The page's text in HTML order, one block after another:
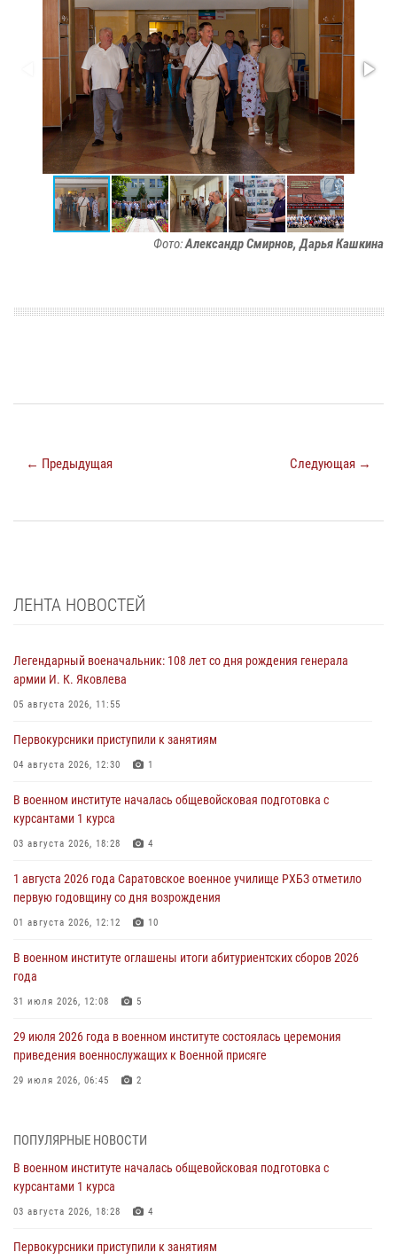
Фото:Александр Смирнов, Дарья Кашкина
← Предыдущая Следующая →
ЛЕНТА НОВОСТЕЙ
Легендарный военачальник: 108 лет со дня рождения генерала
армии И. К. Яковлева
05 августа 2026, 11:55
Первокурсники приступили к занятиям
04 августа 2026, 12:30 1
В военном институте началась общевойсковая подготовка с
курсантами 1 курса
03 августа 2026, 18:28 4
1 августа 2026 года Саратовское военное училище РХБЗ отметило
первую годовщину со дня возрождения
01 августа 2026, 12:12 10
В военном институте оглашены итоги абитуриентских сборов 2026
года
31 июля 2026, 12:08 5
29 июля 2026 года в военном институте состоялась церемония
приведения военнослужащих к Военной присяге
29 июля 2026, 06:45 2
экзамен по вождению
28 июля 2026 года в военном институте организована беседа и
праздничный молебен
ПОПУЛЯРНЫЕ НОВОСТИ
В военном институте началась общевойсковая подготовка с
курсантами 1 курса
03 августа 2026, 18:28 4
Первокурсники приступили к занятиям